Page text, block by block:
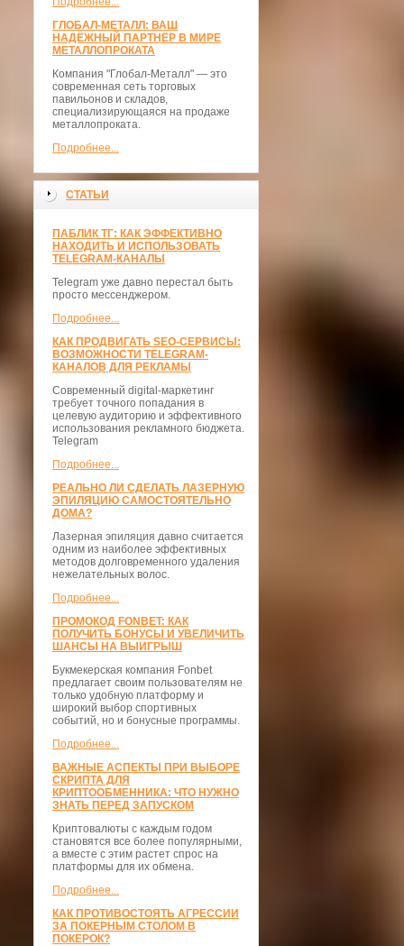
ГЛОБАЛ-МЕТАЛЛ: ВАШ
НАДЁЖНЫЙ ПАРТНЁР В МИРЕ
МЕТАЛЛОПРОКАТА
Компания "Глобал-Металл" — это
современная сеть торговых
павильонов и складов,
специализирующаяся на продаже
металлопроката.
Подробнее...
СТАТЬИ
ПАБЛИК ТГ: КАК ЭФФЕКТИВНО
НАХОДИТЬ И ИСПОЛЬЗОВАТЬ
TELEGRAM-КАНАЛЫ
Telegram уже давно перестал быть
просто мессенджером.
Подробнее...
КАК ПРОДВИГАТЬ SEO-СЕРВИСЫ:
ВОЗМОЖНОСТИ TELEGRAM-
КАНАЛОВ ДЛЯ РЕКЛАМЫ
Современный digital-маркетинг
требует точного попадания в
целевую аудиторию и эффективного
использования рекламного бюджета.
Telegram
Подробнее...
РЕАЛЬНО ЛИ СДЕЛАТЬ ЛАЗЕРНУЮ
ЭПИЛЯЦИЮ САМОСТОЯТЕЛЬНО
ДОМА?
Лазерная эпиляция давно считается
одним из наиболее эффективных
методов долговременного удаления
нежелательных волос.
Подробнее...
ПРОМОКОД FONBET: КАК
ПОЛУЧИТЬ БОНУСЫ И УВЕЛИЧИТЬ
ШАНСЫ НА ВЫИГРЫШ
Букмекерская компания Fonbet
предлагает своим пользователям не
только удобную платформу и
широкий выбор спортивных
событий, но и бонусные программы.
Подробнее...
ВАЖНЫЕ АСПЕКТЫ ПРИ ВЫБОРЕ
СКРИПТА ДЛЯ
КРИПТООБМЕННИКА: ЧТО НУЖНО
ЗНАТЬ ПЕРЕД ЗАПУСКОМ
Криптовалюты с каждым годом
становятся все более популярными,
а вместе с этим растет спрос на
платформы для их обмена.
Подробнее...
КАК ПРОТИВОСТОЯТЬ АГРЕССИИ
ЗА ПОКЕРНЫМ СТОЛОМ В
ПОКЕРОК?